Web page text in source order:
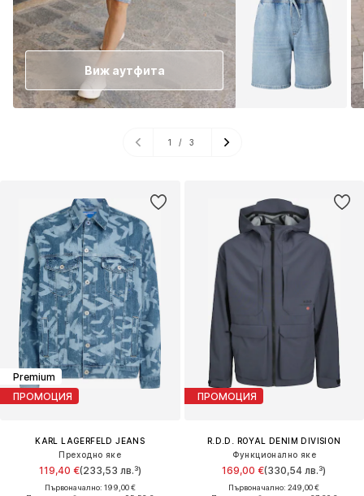
Premium
ПРОМОЦИЯ
KARL LAGERFELD JEANS
Преходно яке
119,40 €(233,53 лв.³)
Първоначално: 199,00 €
ПРОМОЦИЯ
R.D.D. ROYAL DENIM DIVISION
Функционално яке
169,00 €(330,54 лв.³)
Първоначално: 249,00 €
Виж аутфита
1 / 3